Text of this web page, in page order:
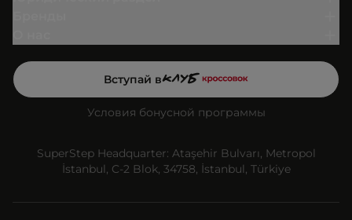
Вступай в
Условия бонусной программы
SuperStep Headquarter: Ataşehir Bulvarı, Metropol
İstanbul, C-2 Blok, 34758, İstanbul, Türkiye